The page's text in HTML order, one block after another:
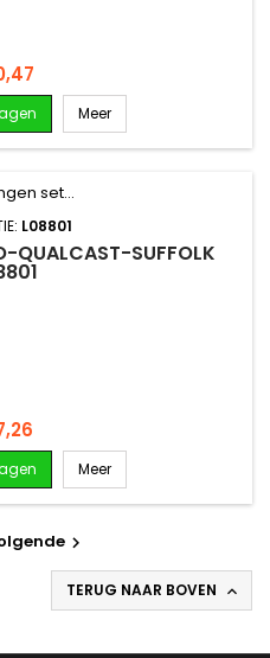
Meer
L08801
QUALCAST-SUFFOLK
Meer

TERUG NAAR BOVEN 